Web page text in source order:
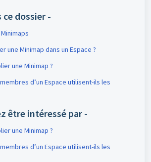
dossier -
une Minimap dans un Espace ?
une Minimap ?
d’un Espace utilisent-ils les
être intéressé par -
une Minimap ?
d’un Espace utilisent-ils les